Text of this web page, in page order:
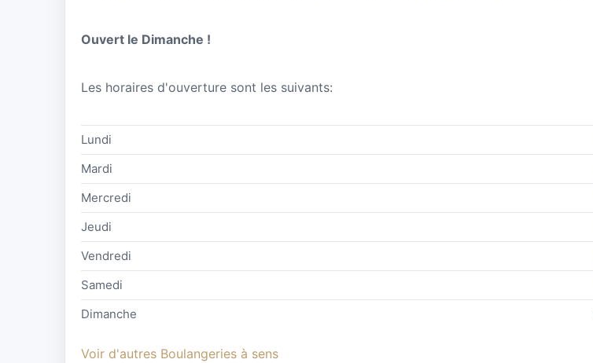
Ouvert le Dimanche !
Les horaires d'ouverture sont les suivants:
Lundi
Mardi
Mercredi
Jeudi
Vendredi
Samedi
Dimanche
Voir d'autres Boulangeries à sens